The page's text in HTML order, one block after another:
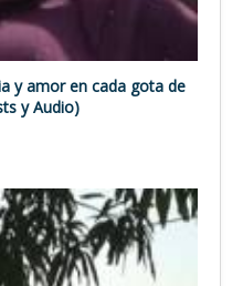
y amor en cada gota de
y Audio)